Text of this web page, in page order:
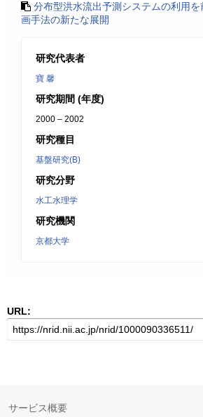
分布型洪水流出予測システムの利用
画手法の新たな展開
研究代表者
寶 馨
研究期間 (年度)
2000 – 2002
研究種目
基盤研究(B)
研究分野
水工水理学
研究機関
京都大学
URL:
サービス概要